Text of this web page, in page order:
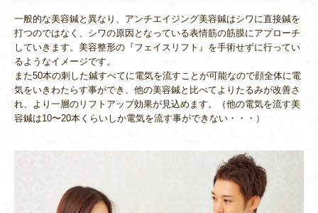
一般的な美容鍼と異なり、アンチエイジング美容鍼はシワに直接鍼を
打つのではなく、シワの原因となっている表情筋の筋膜にアプローチ
していきます。美容整形の『フェイスリフト』を手術せずに行ってい
るようなイメージです。
また50本の刺した鍼すべてに電気を流すことが可能なので顔全体に電
気をいきわたらす事ができ、他の美容鍼と比べてよりたるみが改善さ
れ、より一層のリフトアップ効果が見込めます。（他の電気を流す美
容鍼は10〜20本くらいしか電気を流す事ができない・・・）